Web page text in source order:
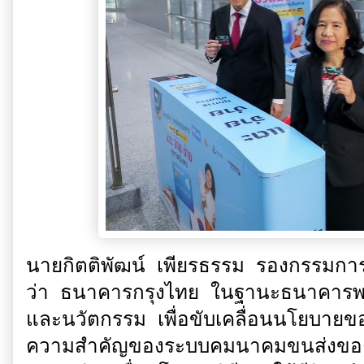
นายกิตติพัฒน์ เพียรธรรม รองกรรมกา
ว่า ธนาคารกรุงไทย ในฐานะธนาคา
และนวัตกรรม เพื่อขับเคลื่อนนโยบาย
ความสำคัญของระบบคมนาคมขนส่งขอ